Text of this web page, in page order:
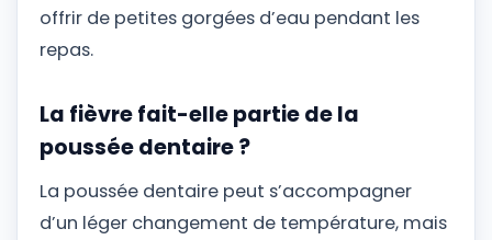
offrir de petites gorgées d’eau pendant les
repas.
La fièvre fait-elle partie de la
poussée dentaire ?
La poussée dentaire peut s’accompagner
d’un léger changement de température, mais